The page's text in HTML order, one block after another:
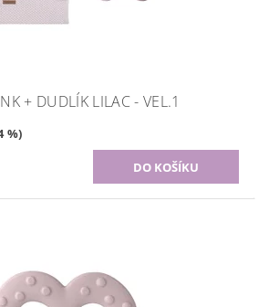
+ DUDLÍK LILAC - VEL.1
%)